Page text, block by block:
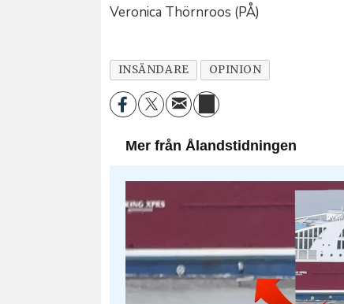
Veronica Thörnroos (PÅ)
INSÄNDARE OPINION